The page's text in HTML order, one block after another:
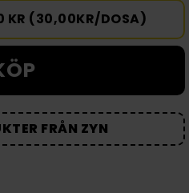
KR (30,00KR/DOSA)
FRÅN ZYN